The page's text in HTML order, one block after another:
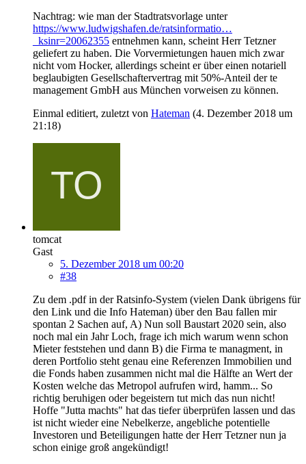
Nachtrag: wie man der Stadtratsvorlage unter
https://www.ludwigshafen.de/ratsinformatio…
_ksinr=20062355 entnehmen kann, scheint Herr Tetzner
geliefert zu haben. Die Vorvermietungen hauen mich zwar
nicht vom Hocker, allerdings scheint er über einen notariell
beglaubigten Gesellschaftervertrag mit 50%-Anteil der te
management GmbH aus München vorweisen zu können.
Einmal editiert, zuletzt von Hateman (4. Dezember 2018 um
21:18)
tomcat
Gast
5. Dezember 2018 um 00:20
#38
Zu dem .pdf in der Ratsinfo-System (vielen Dank übrigens für
den Link und die Info Hateman) über den Bau fallen mir
spontan 2 Sachen auf, A) Nun soll Baustart 2020 sein, also
noch mal ein Jahr Loch, frage ich mich warum wenn schon
Mieter feststehen und dann B) die Firma te managment, in
deren Portfolio steht genau eine Referenzen Immobilien und
die Fonds haben zusammen nicht mal die Hälfte an Wert der
Kosten welche das Metropol aufrufen wird, hamm... So
richtig beruhigen oder begeistern tut mich das nun nicht!
Hoffe "Jutta machts" hat das tiefer überprüfen lassen und das
ist nicht wieder eine Nebelkerze, angebliche potentielle
Investoren und Beteiligungen hatte der Herr Tetzner nun ja
schon einige groß angekündigt!